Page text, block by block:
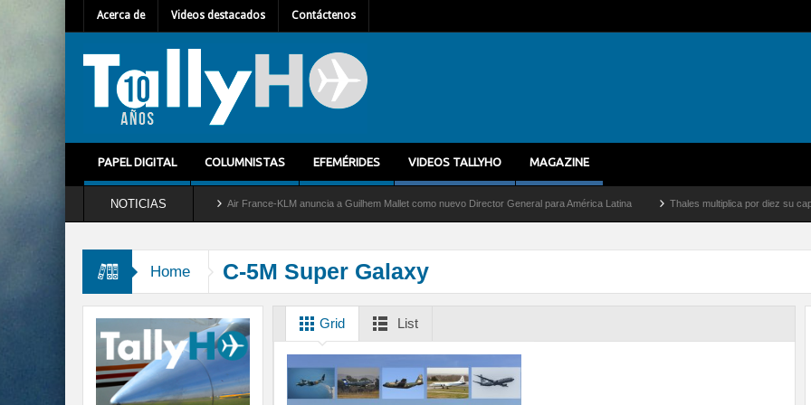
Acerca de Videos destacados Contáctenos
PAPEL DIGITAL COLUMNISTAS EFEMÉRIDES VIDEOS TALLYHO MAGAZINE
NOTICIAS
del servicio al C-2 Greyhound Air France-KLM anuncia a Guilhem Mallet como nuevo Director General para América Latina Thales multiplica por diez su capacidad
Home C-5M Super Galaxy
Grid List